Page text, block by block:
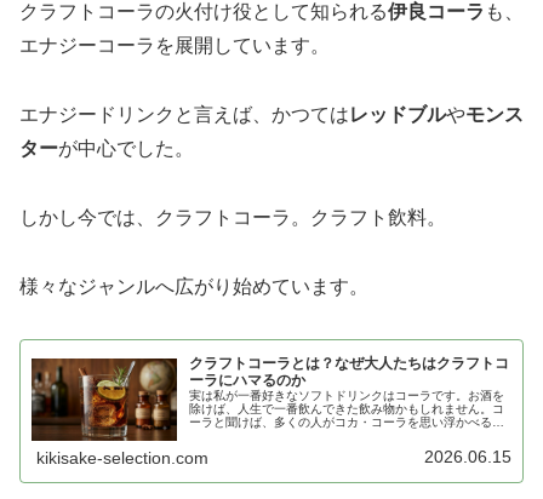
クラフトコーラの火付け役として知られる伊良コーラ も、
エナジーコーラを展開しています。
エナジードリンクと言えば、かつてはレッドブルやモンス
ターが中心でした。
しかし今では、クラフトコーラ。クラフト飲料。
様々なジャンルへ広がり始めています。
クラフトコーラとは？なぜ大人たちはクラフトコ
ーラにハマるのか
実は私が一番好きなソフトドリンクはコーラです。お酒を
除けば、人生で一番飲んできた飲み物かもしれません。コ
ーラと聞けば、多くの人がコカ・コーラを思い浮かべるで
kikisake-selection.com 2026.06.15